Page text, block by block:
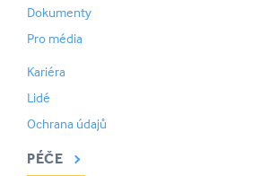
Dokumenty
Pro média
Kariéra
Lidé
Ochrana údajů
PÉČE